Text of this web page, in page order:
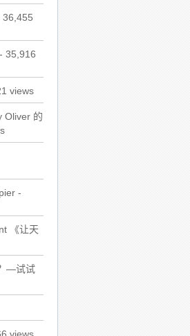
36,455
- 35,916
views
Oliver 的
-
《让天
—试试